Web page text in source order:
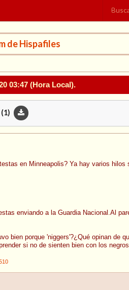
de Hispafiles
03:47 (Hora Local).
1)
en Minneapolis? Ya hay varios
enviando a la Guardia Nacional.Al
bien porque 'niggers'?¿Qué opinan de
si no de sienten bien con los